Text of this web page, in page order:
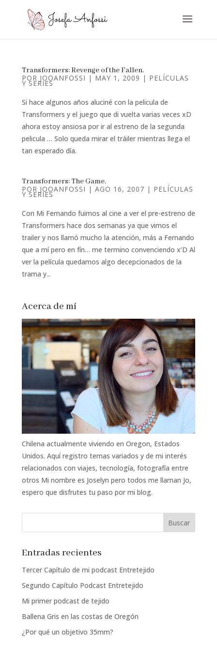
Transformers: Revenge of the Fallen.
POR JOOANFOSSI | MAY 1, 2009 | PELÍCULAS
Y SERIES
Si hace algunos años aluciné con la pelicula de
Transformers y el juego que di vuelta varias veces xD
ahora estoy ansiosa por ir al estreno de la segunda
pelicula … Solo queda mirar el tráiler mientras llega el
tan esperado día.
Transformers: The Game.
POR JOOANFOSSI | AGO 16, 2007 | PELÍCULAS
Y SERIES
Con Mi Fernando fuimos al cine a ver el pre-estreno de
Transformers hace dos semanas ya que vimos el
trailer y nos llamó mucho la atención, más a Fernando
que a mí pero en fín… me termino convenciendo x’D Al
ver la película quedamos algo decepcionados de la
trama y...
Acerca de mí
Chilena actualmente viviendo en Oregon, Estados
Unidos. Aquí registro temas variados y de mi interés
relacionados con viajes, tecnología, fotografía entre
otros Mi nombre es Joselyn pero todos me llaman Jo,
espero que disfrutes tu paso por mi blog.
Entradas recientes
Tercer Capítulo de mi podcast Entretejido
Segundo Capítulo Podcast Entretejido
Mi primer podcast de tejido
Ballena Gris en las costas de Oregón
¿Por qué un objetivo 35mm?